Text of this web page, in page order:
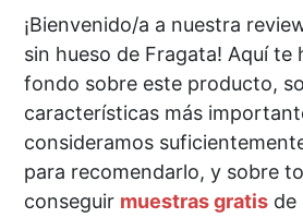
¡Bienvenido/a a nuestra
sin hueso de Fragata! Aquí te
fondo sobre este producto,
características más
consideramos
para recomendarlo, y sobre
conseguir muestras gratis de